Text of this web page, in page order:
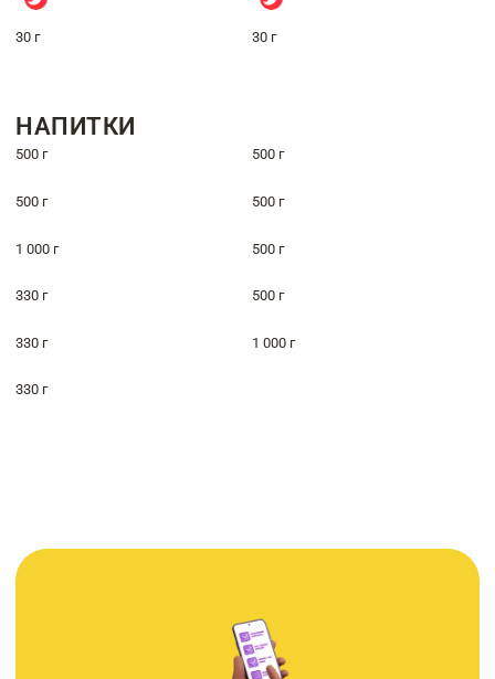
30 г 30 г
НАПИТКИ
500 г 500 г
500 г 500 г
1 000 г 500 г
330 г 500 г
330 г 1 000 г
330 г